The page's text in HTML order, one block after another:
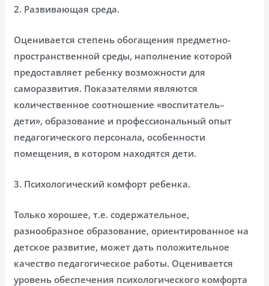
2. Развивающая среда.
Оценивается степень обогащения предметно-
пространственной среды, наполнение которой
предоставляет ребенку возможности для
саморазвития. Показателями являются
количественное соотношение «воспитатель–
дети», образование и профессиональный опыт
педагогического персонала, особенности
помещения, в котором находятся дети.
3. Психологический комфорт ребенка.
Только хорошее, т.е. содержательное,
разнообразное образование, ориентированное на
детское развитие, может дать положительное
качество педагогическое работы. Оценивается
уровень обеспечения психологического комфорта